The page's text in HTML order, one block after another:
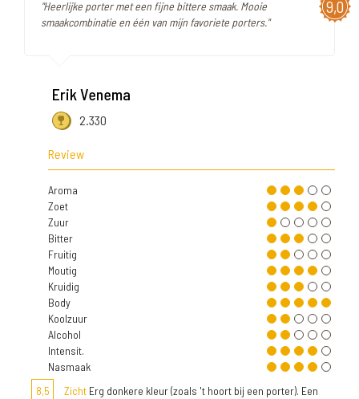
9,0
"Heerlijke porter met een fijne bittere smaak. Mooie
smaakcombinatie en één van mijn favoriete porters."
Erik Venema
2.330
Review
Aroma
Zoet
Zuur
Bitter
Fruitig
Moutig
Kruidig
Body
Koolzuur
Alcohol
Intensit.
Nasmaak
8,5
Zicht Erg donkere kleur (zoals 't hoort bij een porter). Een